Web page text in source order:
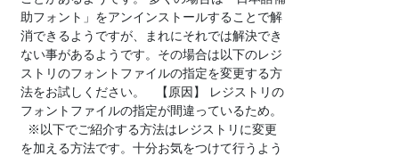
助フォント」をアンインストールすることで解
消できるようですが、まれにそれでは解決でき
ない事があるようです。その場合は以下のレジ
ストリのフォントファイルの指定を変更する方
法をお試しください。 【原因】 レジストリの
フォントファイルの指定が間違っているため。
※以下でご紹介する方法はレジストリに変更
を加える方法です。十分お気をつけて行うよう